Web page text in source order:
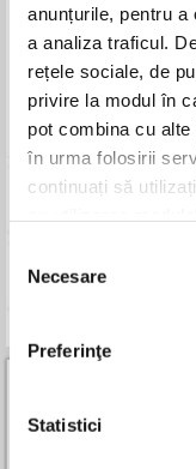
anunțurile, pentru
a analiza traficul.
rețele sociale, de
privire la modul în
pot combina cu
în urma folosirii
continuați să
consimțământului
Necesare
Preferinţe
Statistici
Densitate
Lățime
Lungime
UV
Durata de viață
Imagini
Compara